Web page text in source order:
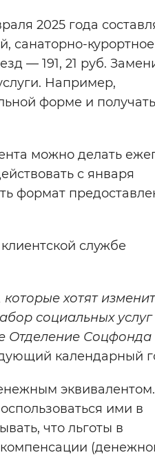
2025 года
санаторно-курортное
— 191, 21 руб.
Например,
форме и получать
можно делать
с января
формат
службе
хотят
социальных услуг
Отделение Соцфонда
календарный
эквивалентом.
ими в
что льготы в